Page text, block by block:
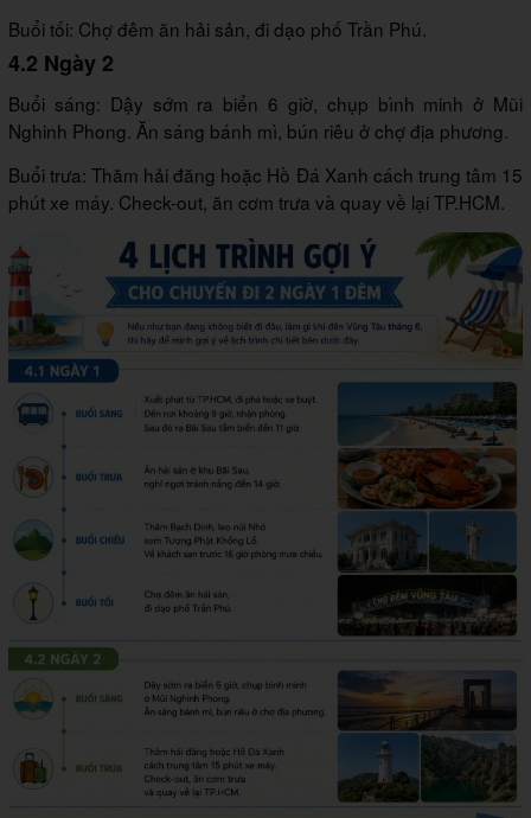
Buổi tối: Chợ đêm ăn hải sản, đi dạo phố Trần Phú.
4.2 Ngày 2
Buổi sáng: Dậy sớm ra biển 6 giờ, chụp bình minh ở Mũi
Nghinh Phong. Ăn sáng bánh mì, bún riêu ở chợ địa phương.
Buổi trưa: Thăm hải đăng hoặc Hồ Đá Xanh cách trung tâm 15
phút xe máy. Check-out, ăn cơm trưa và quay về lại TP.HCM.